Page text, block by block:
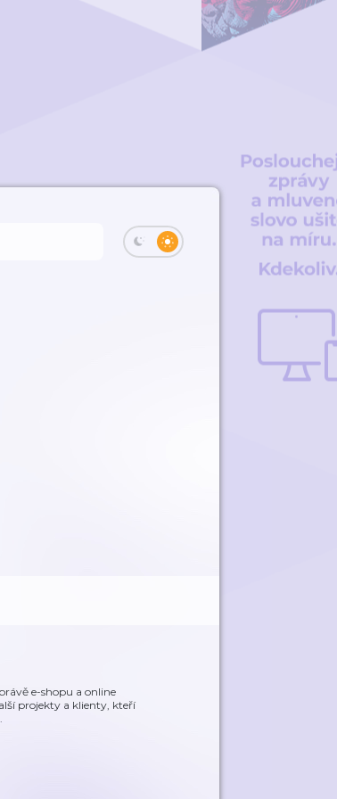
e-shopu a online
projekty a klienty, kteří